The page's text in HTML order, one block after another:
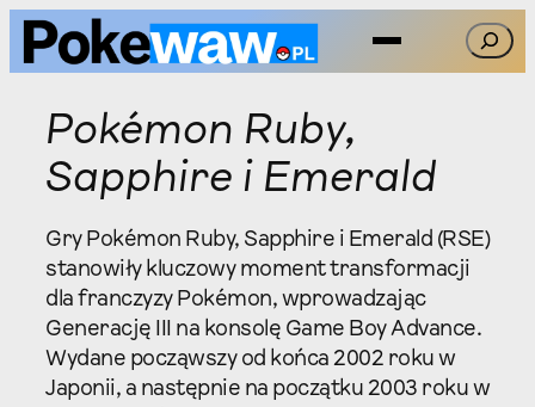
Przejdź
Szukaj
Pokémon Ruby,
Sapphire i Emerald
Gry Pokémon Ruby, Sapphire i Emerald (RSE)
stanowiły kluczowy moment transformacji
dla franczyzy Pokémon, wprowadzając
Generację III na konsolę Game Boy Advance.
Wydane począwszy od końca 2002 roku w
Japonii, a następnie na początku 2003 roku w